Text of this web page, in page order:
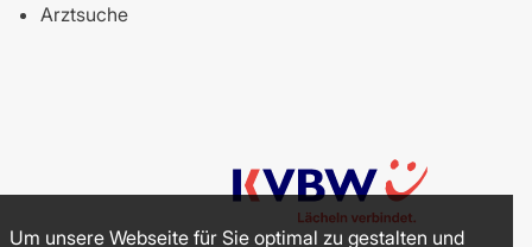
Arztsuche
Um unsere Webseite für Sie optimal zu gestalten und